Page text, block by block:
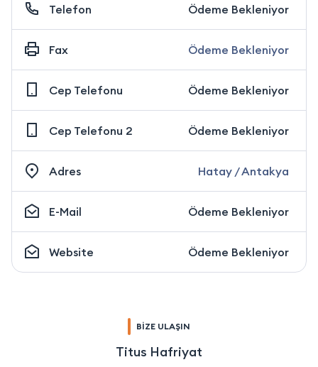
Telefon Ödeme Bekleniyor
Fax Ödeme Bekleniyor
Cep Telefonu Ödeme Bekleniyor
Cep Telefonu 2 Ödeme Bekleniyor
Adres Hatay / Antakya
E-Mail Ödeme Bekleniyor
Website Ödeme Bekleniyor
BİZE ULAŞIN
Titus Hafriyat